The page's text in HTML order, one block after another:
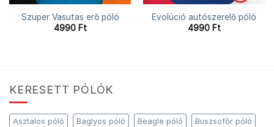
Szuper Vasutas erő póló
4990 Ft
Evolúció autószerelő póló
4990 Ft
KERESETT PÓLÓK
Asztalos póló Baglyos póló Beagle póló Buszsofőr póló